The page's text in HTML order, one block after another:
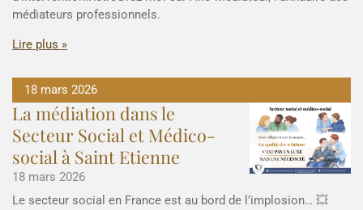
médiateurs professionnels.
Lire plus »
18 mars 2026
La médiation dans le
Secteur Social et Médico-
social à Saint Etienne
18 mars 2026
Le secteur social en France est au bord de l’implosion… 💥